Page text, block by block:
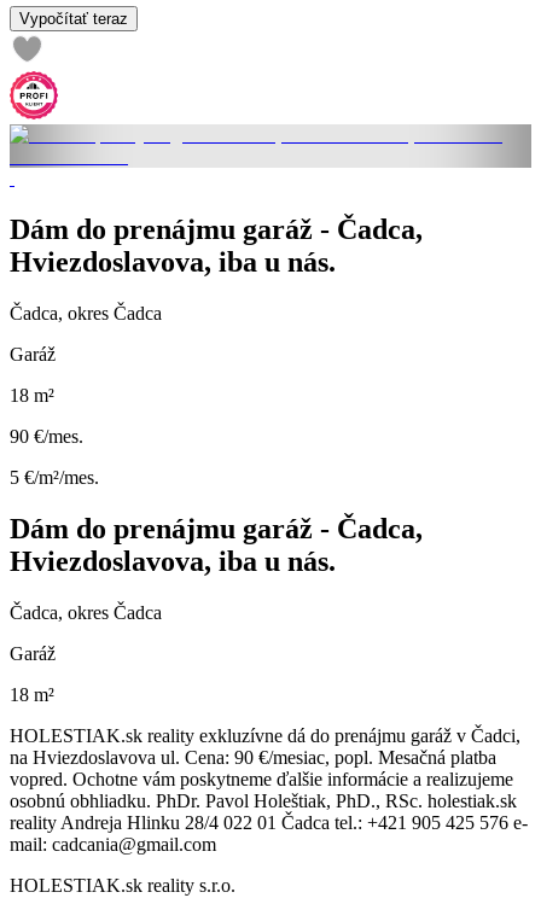
Vypočítať teraz
Dám do prenájmu garáž - Čadca,
Hviezdoslavova, iba u nás.
Čadca, okres Čadca
Garáž
18 m²
90 €/mes.
5 €/m²/mes.
Dám do prenájmu garáž - Čadca,
Hviezdoslavova, iba u nás.
Čadca, okres Čadca
Garáž
18 m²
HOLESTIAK.sk reality exkluzívne dá do prenájmu garáž v Čadci,
na Hviezdoslavova ul. Cena: 90 €/mesiac, popl. Mesačná platba
vopred. Ochotne vám poskytneme ďalšie informácie a realizujeme
osobnú obhliadku. PhDr. Pavol Holeštiak, PhD., RSc. holestiak.sk
reality Andreja Hlinku 28/4 022 01 Čadca tel.: +421 905 425 576 e-
mail: cadcania@gmail.com
HOLESTIAK.sk reality s.r.o.